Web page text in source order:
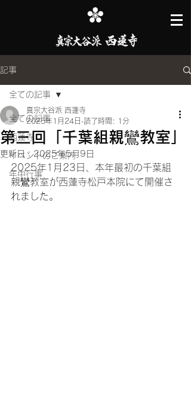
記事
全ての記事
西蓮寺
イベントのご案内
年中行事
全ての記事
第三回「千葉組親鸞教室」
真宗大谷派 西蓮寺
2025年1月24日 読了時間: 1分
更新日：2025年5月9日
2025年1月23日、本年最初の千葉組
親鸞教室が西蓮寺松戸本院にて開催さ
れました。